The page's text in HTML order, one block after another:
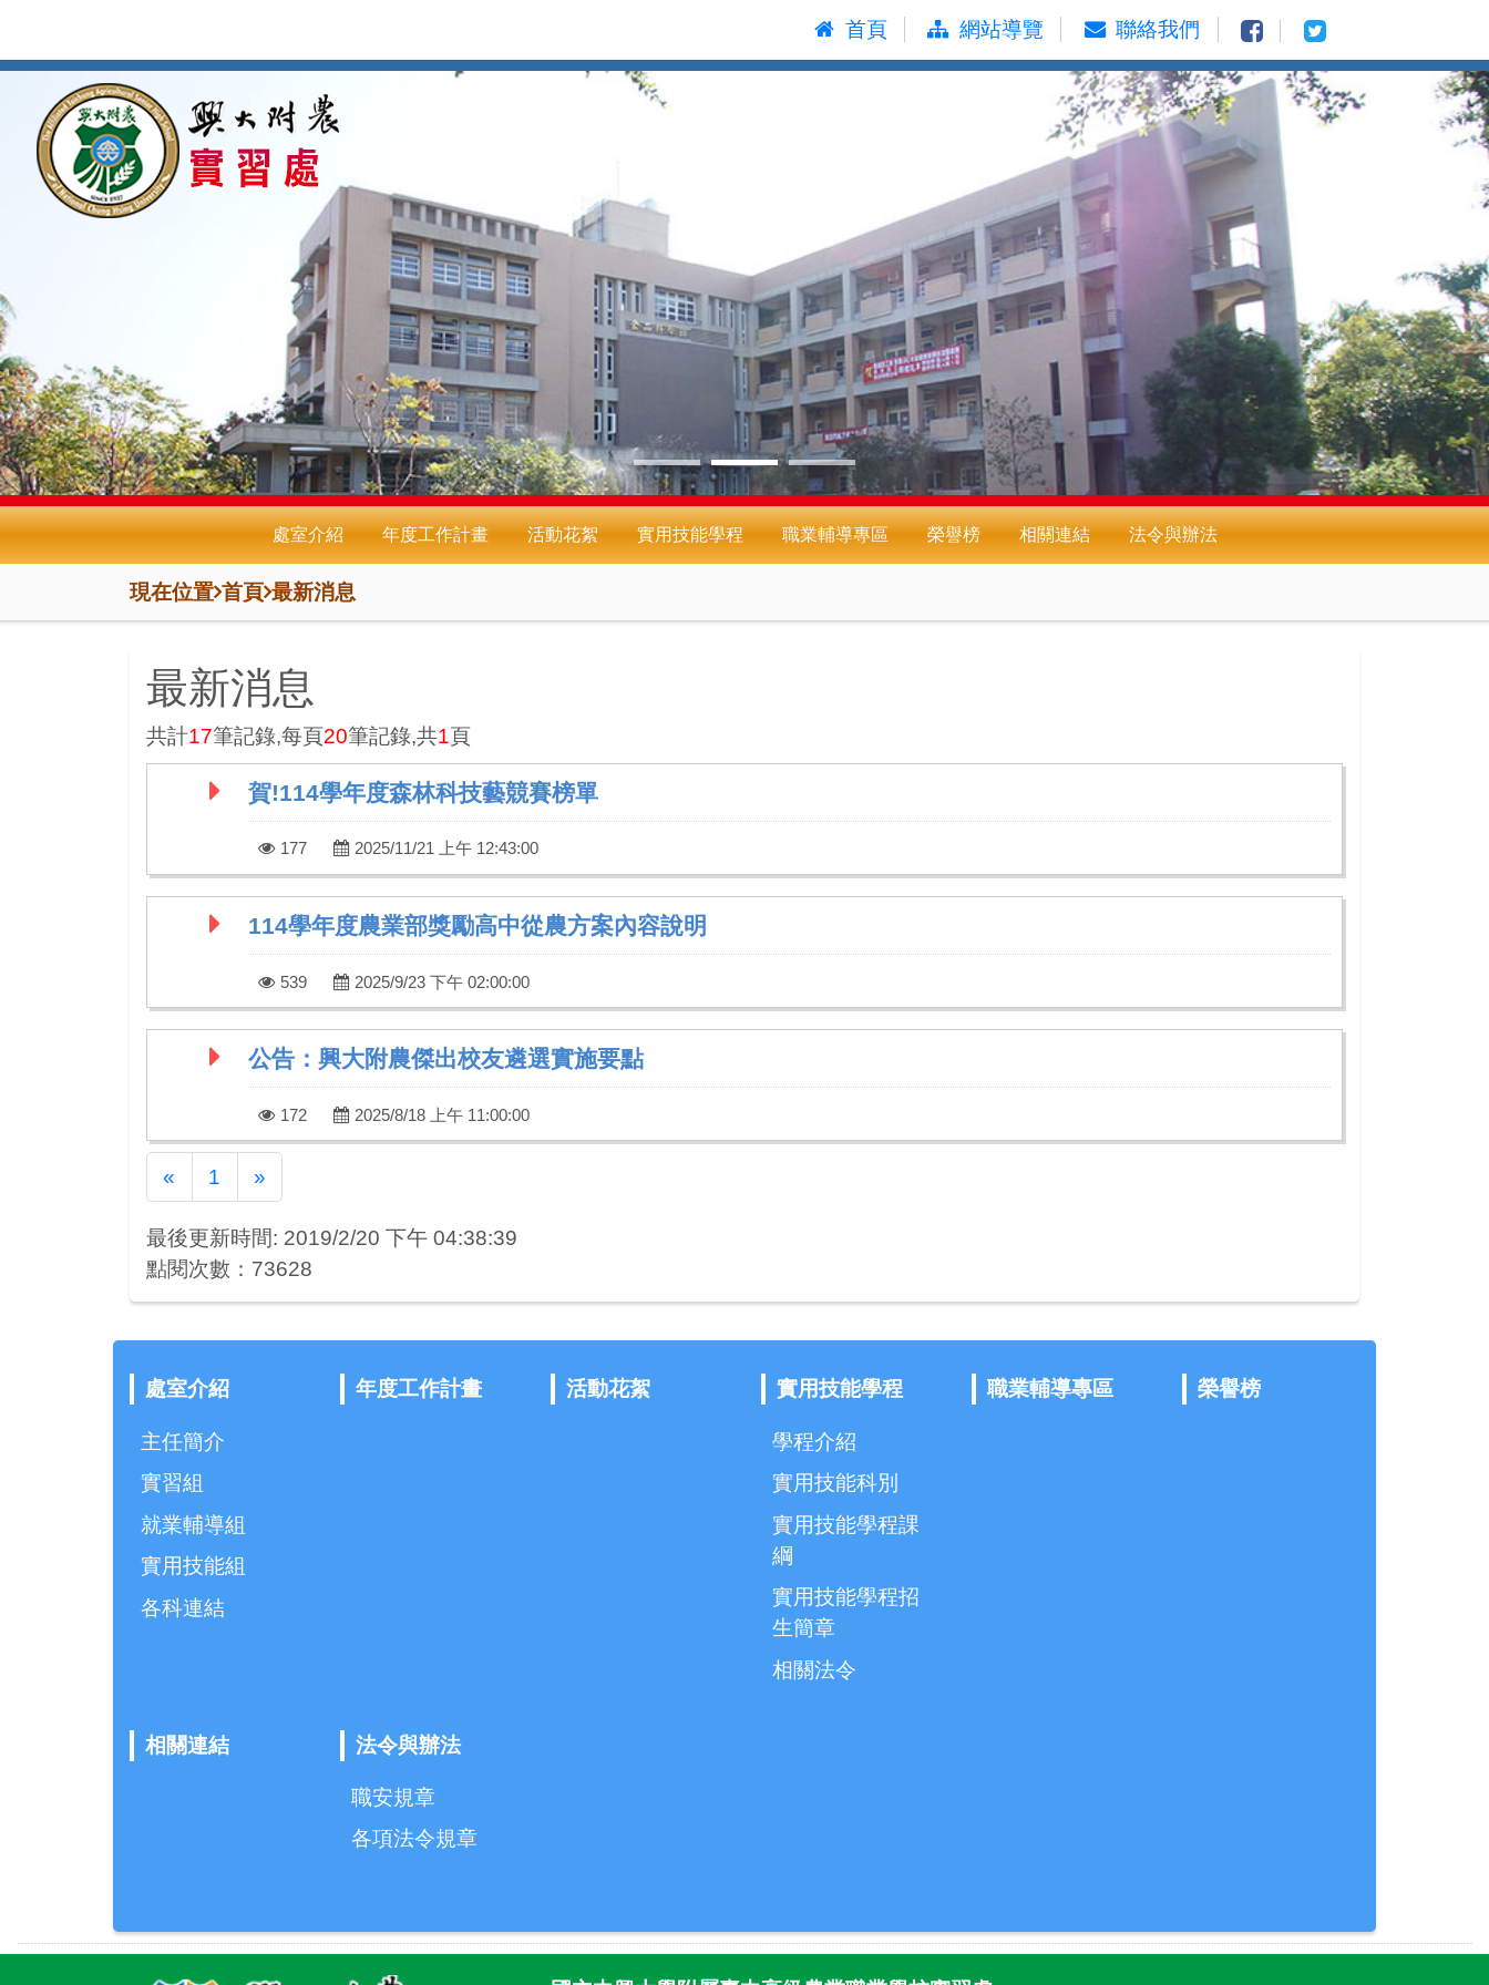
首頁 網站導覽 聯絡我們
處室介紹 年度工作計畫 活動花絮 實用技能學程 職業輔導專區 榮譽榜 相關連結 法令與辦法
現在位置 首頁 最新消息
最新消息
共計17筆記錄,每頁20筆記錄,共1頁
賀!114學年度森林科技藝競賽榜單
177 2025/11/21 上午 12:43:00
114學年度農業部獎勵高中從農方案內容說明
539 2025/9/23 下午 02:00:00
公告：興大附農傑出校友遴選實施要點
172 2025/8/18 上午 11:00:00
« Previous
1 »Next
最後更新時間: 2019/2/20 下午 04:38:39
點閱次數：73628
處室介紹
主任簡介
實習組
就業輔導組
實用技能組
各科連結
年度工作計畫 活動花絮 實用技能學程
學程介紹
實用技能科別
實用技能學程課
綱
實用技能學程招
生簡章
相關法令
職業輔導專區 榮譽榜
相關連結 法令與辦法
職安規章
各項法令規章